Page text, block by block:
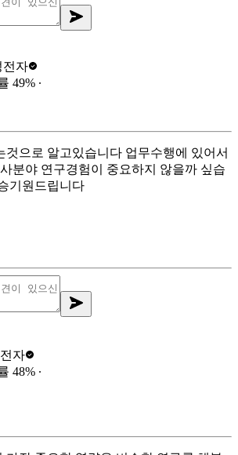
전자
49% ∙
것으로 알고있습니다 업무수행에 있어서
분야 연구경험이 중요하지 않을까 싶습
기원드립니다
자
48% ∙